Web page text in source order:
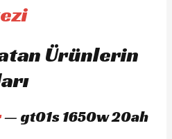
Ürünlerin
— gt01s 1650w 20ah